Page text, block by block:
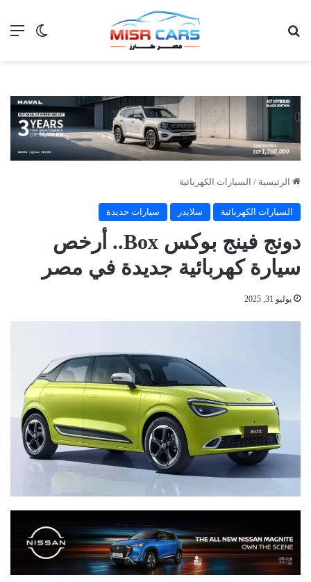
الوضع
الرئيسية / السيارات الكهربائية
السيارات الكهربائية سلايدر سيارات جديدة
دونج فينج بوكس Box.. أرخص
سيارة كهربائية جديدة في مصر
يوليو 31, 2025